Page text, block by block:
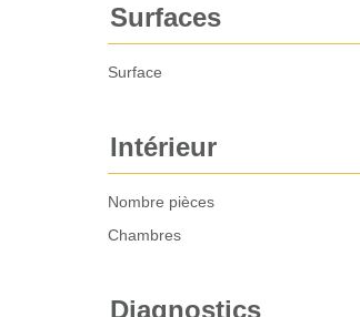
Surfaces
Surface
Intérieur
Nombre pièces
Chambres
Diagnostics